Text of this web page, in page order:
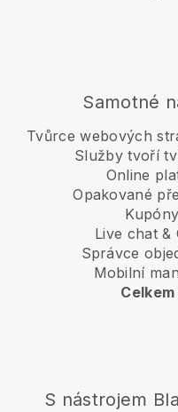
Samotné
Tvůrce webových
Služby tvoří
Online
Opakované
Kupóny
Live chat &
Správce
Mobilní
Celkem
S nástrojem